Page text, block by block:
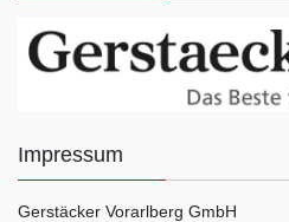
Impressum
Gerstäcker Vorarlberg GmbH